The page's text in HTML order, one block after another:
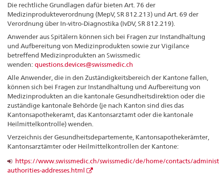
Die rechtliche Grundlagen dafür bieten Art. 76 der
Medizinprodukteverordnung (MepV, SR 812.213) und Art. 69 der
Verordnung über In-vitro-Diagnostika (IvDV, SR 812.219).
Anwender aus Spitälern können sich bei Fragen zur Instandhaltung
und Aufbereitung von Medizinprodukten sowie zur Vigilance
betreffend Medizinprodukten an Swissmedic
wenden: questions.devices@swissmedic.ch
Alle Anwender, die in den Zuständigkeitsbereich der Kantone fallen,
können sich bei Fragen zur Instandhaltung und Aufbereitung von
Medizinprodukten an die kantonale Gesundheitsdirektion oder die
zuständige kantonale Behörde (je nach Kanton sind dies das
Kantonsapothekeramt, das Kantonsarztamt oder die kantonale
Heilmittelkontrolle) wenden.
Verzeichnis der Gesundheitsdepartemente, Kantonsapothekerämter,
Kantonsarztämter oder Heilmittelkontrollen der Kantone:
https://www.swissmedic.ch/swissmedic/de/home/contacts/
authorities-addresses.html